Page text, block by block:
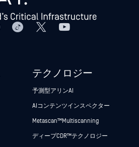
テクノロジー
予測型アリンAI
AIコンテンツインスペクター
Metascan™ Multiscanning
ディープCDR™テクノロジー